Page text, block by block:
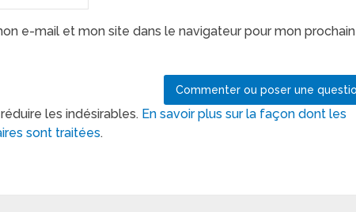
e-mail et mon site dans le navigateur pour mon prochain
les indésirables. En savoir plus sur la façon dont les
sont traitées.